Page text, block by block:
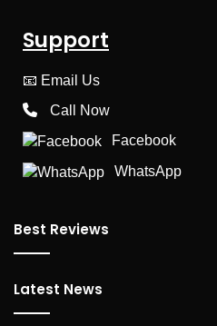
Support
📧 Email Us
Call Now
Facebook
WhatsApp
Best Reviews
Latest News